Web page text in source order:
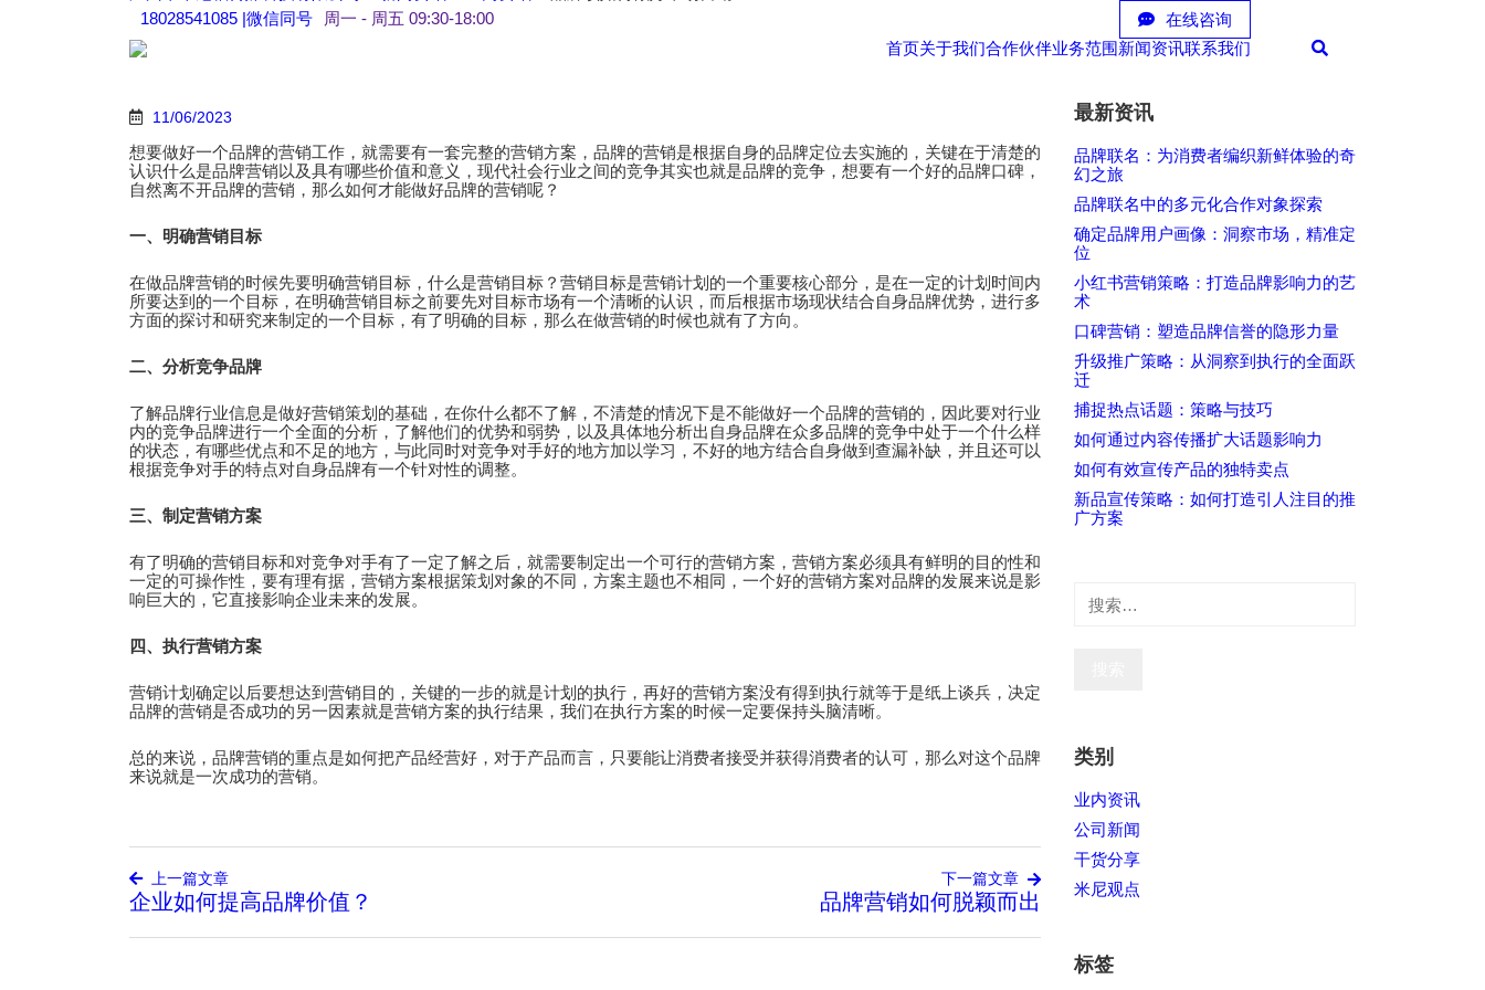
18028541085 |微信同号 周一 - 周五 09:30-18:00
在线咨询
首页关于我们合作伙伴业务范围新闻资讯联系我们
11/06/2023
想要做好一个品牌的营销工作，就需要有一套完整的营销方案，品牌的营销是根据自身的品牌定位去实施的，关键在于清楚的
认识什么是品牌营销以及具有哪些价值和意义，现代社会行业之间的竞争其实也就是品牌的竞争，想要有一个好的品牌口碑，
自然离不开品牌的营销，那么如何才能做好品牌的营销呢？
一、明确营销目标
在做品牌营销的时候先要明确营销目标，什么是营销目标？营销目标是营销计划的一个重要核心部分，是在一定的计划时间内
所要达到的一个目标，在明确营销目标之前要先对目标市场有一个清晰的认识，而后根据市场现状结合自身品牌优势，进行多
方面的探讨和研究来制定的一个目标，有了明确的目标，那么在做营销的时候也就有了方向。
二、分析竞争品牌
了解品牌行业信息是做好营销策划的基础，在你什么都不了解，不清楚的情况下是不能做好一个品牌的营销的，因此要对行业
内的竞争品牌进行一个全面的分析，了解他们的优势和弱势，以及具体地分析出自身品牌在众多品牌的竞争中处于一个什么样
的状态，有哪些优点和不足的地方，与此同时对竞争对手好的地方加以学习，不好的地方结合自身做到查漏补缺，并且还可以
根据竞争对手的特点对自身品牌有一个针对性的调整。
三、制定营销方案
有了明确的营销目标和对竞争对手有了一定了解之后，就需要制定出一个可行的营销方案，营销方案必须具有鲜明的目的性和
一定的可操作性，要有理有据，营销方案根据策划对象的不同，方案主题也不相同，一个好的营销方案对品牌的发展来说是影
响巨大的，它直接影响企业未来的发展。
四、执行营销方案
营销计划确定以后要想达到营销目的，关键的一步的就是计划的执行，再好的营销方案没有得到执行就等于是纸上谈兵，决定
品牌的营销是否成功的另一因素就是营销方案的执行结果，我们在执行方案的时候一定要保持头脑清晰。
总的来说，品牌营销的重点是如何把产品经营好，对于产品而言，只要能让消费者接受并获得消费者的认可，那么对这个品牌
来说就是一次成功的营销。
文
章
上一篇文章
企业如何提高品牌价值？
下一篇文章
品牌营销如何脱颖而出
最新资讯
品牌联名：为消费者编织新鲜体验的奇
幻之旅
品牌联名中的多元化合作对象探索
确定品牌用户画像：洞察市场，精准定
位
小红书营销策略：打造品牌影响力的艺
术
口碑营销：塑造品牌信誉的隐形力量
升级推广策略：从洞察到执行的全面跃
迁
捕捉热点话题：策略与技巧
如何通过内容传播扩大话题影响力
如何有效宣传产品的独特卖点
新品宣传策略：如何打造引人注目的推
广方案
索：
类别
业内资讯
公司新闻
干货分享
米尼观点
标签